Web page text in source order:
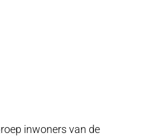
inwoners van de